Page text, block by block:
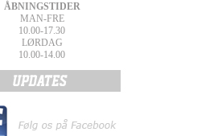
ÅBNINGSTIDER
MAN-FRE
10.00-17.30
LØRDAG
10.00-14.00